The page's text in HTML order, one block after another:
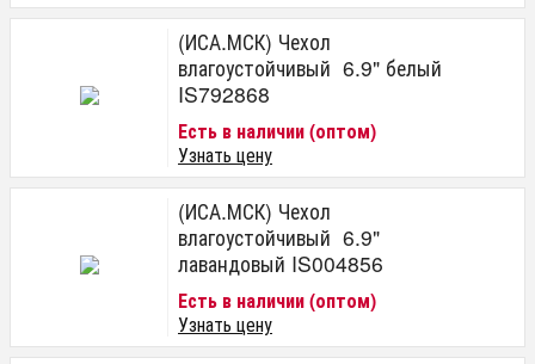
(ИСА.МСК) Чехол
влагоустойчивый 6.9" белый
IS792868
Есть в наличии (оптом)
Узнать цену
(ИСА.МСК) Чехол
влагоустойчивый 6.9"
лавандовый IS004856
Есть в наличии (оптом)
Узнать цену